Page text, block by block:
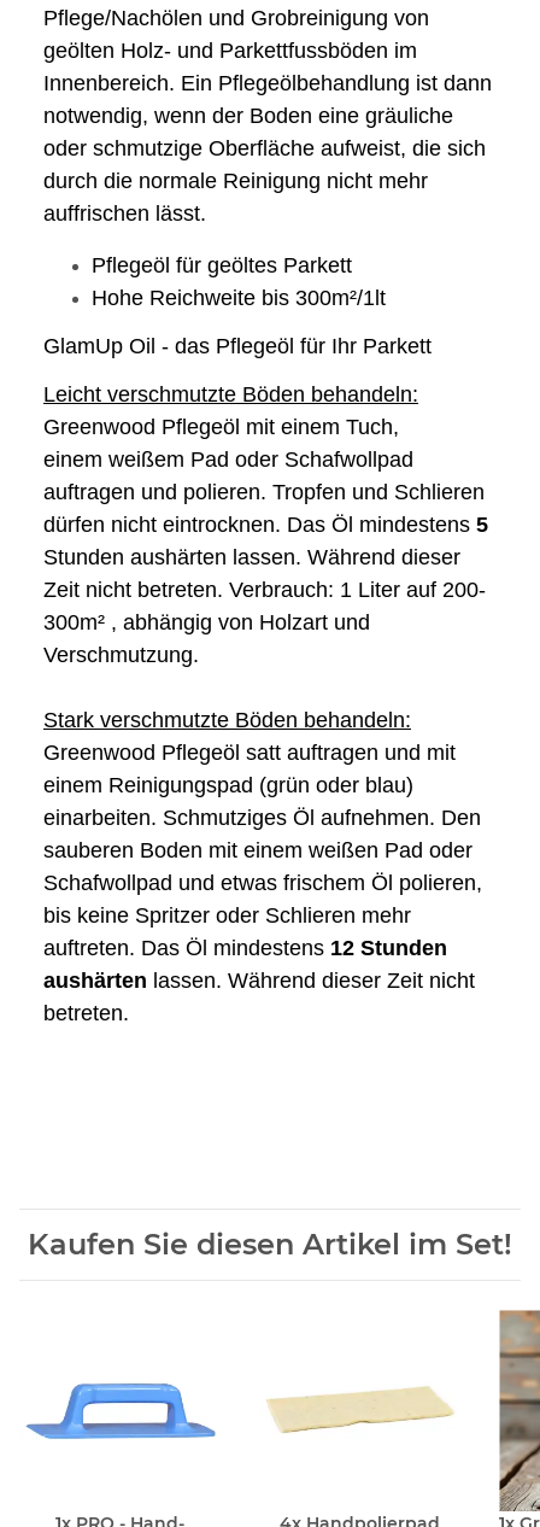
Pflege/Nachölen und Grobreinigung von
geölten Holz- und Parkettfussböden im
Innenbereich. Ein Pflegeölbehandlung ist dann
notwendig, wenn der Boden eine gräuliche
oder schmutzige Oberfläche aufweist, die sich
durch die normale Reinigung nicht mehr
auffrischen lässt.
Pflegeöl für geöltes Parkett
Hohe Reichweite bis 300m²/1lt
GlamUp Oil - das Pflegeöl für Ihr Parkett
Leicht verschmutzte Böden behandeln:
Greenwood Pflegeöl mit einem Tuch,
einem weißem Pad oder Schafwollpad
auftragen und polieren. Tropfen und Schlieren
dürfen nicht eintrocknen. Das Öl mindestens 5
Stunden aushärten lassen. Während dieser
Zeit nicht betreten. Verbrauch: 1 Liter auf 200-
300m² , abhängig von Holzart und
Verschmutzung.
Stark verschmutzte Böden behandeln:
Greenwood Pflegeöl satt auftragen und mit
einem Reinigungspad (grün oder blau)
einarbeiten. Schmutziges Öl aufnehmen. Den
sauberen Boden mit einem weißen Pad oder
Schafwollpad und etwas frischem Öl polieren,
bis keine Spritzer oder Schlieren mehr
auftreten. Das Öl mindestens 12 Stunden
aushärten lassen. Während dieser Zeit nicht
betreten.
Kaufen Sie diesen Artikel im Set!